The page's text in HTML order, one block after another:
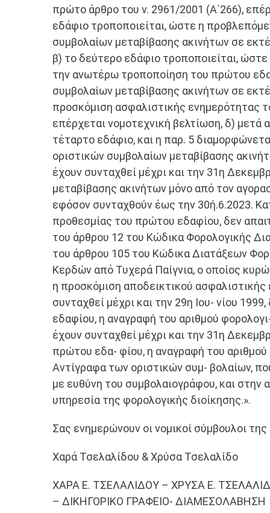
πρώτο άρθρο του ν. 2961/2001 (Α΄266),
εδάφιο τροποποιείται, ώστε η
συμβολαίων μεταβίβασης ακινήτων σε
β) το δεύτερο εδάφιο τροποποιείται,
την ανωτέρω τροποποίηση του πρώτου
συμβολαίων μεταβίβασης ακινήτων σε
προσκόμιση ασφαλιστικής ενημερότητας
επέρχεται νομοτεχνική βελτίωση, δ) μετά
τέταρτο εδάφιο, και η παρ. 5
οριστικών συμβολαίων μεταβίβασης
έχουν συνταχθεί μέχρι και την 31η
μεταβίβασης ακινήτων μόνο από τον
εφόσον συνταχθούν έως την 30ή.6.2023.
προθεσμίας του πρώτου εδαφίου, δεν
του άρθρου 12 του Κώδικα Φορολογικής
του άρθρου 105 του Κώδικα Διατάξεων
Κερδών από Τυχερά Παίγνια, ο οποίος
η προσκόμιση αποδεικτικού
συνταχθεί μέχρι και την 29η Ιου- νίου
εδαφίου, η αναγραφή του αριθμού
έχουν συνταχθεί μέχρι και την 31η
πρώτου εδα- φίου, η αναγραφή του
Αντίγραφα των οριστικών συμ- βολαίων,
με ευθύνη του συμβολαιογράφου, και στην
υπηρεσία της φορολογικής διοίκησης.».
Σας ενημερώνουν οι νομικοί σύμβουλοι
Χαρά Τσελαλίδου & Χρύσα Τσελαλίδο
ΧΑΡΑ Ε. ΤΣΕΛΑΛΙ∆ΟΥ – ΧΡΥΣΑ Ε.
– ∆ΙΚΗΓΟΡΙΚΟ ΓΡΑΦΕΙΟ- ∆ΙΑΜΕΣΟΛΑΒΗΣΗ